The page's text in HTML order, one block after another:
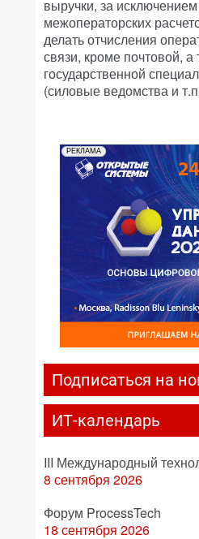
выручки, за
межоператорских
делать отчисления
связи, кроме почтовой, а
государственной
(силовые ведомства и
РЕКЛАМА
Подписаться на
ИТ-календарь
III Международный
8 сентября 2026
Форум ProcessTech
18 сентября 2026